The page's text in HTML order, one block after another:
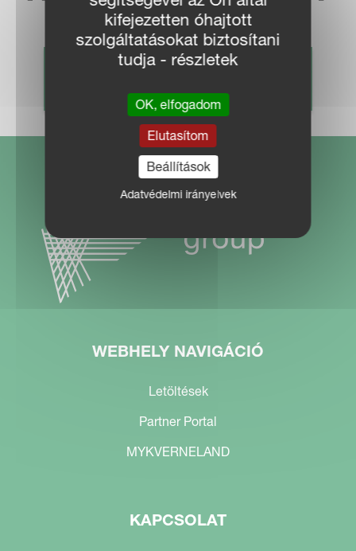
WEBHELY NAVIGÁCIÓ
Letöltések
Partner Portal
MYKVERNELAND
KAPCSOLAT
kifejezetten óhajtott
szolgáltatásokat biztosítani
tudja - részletek
OK, elfogadom
Elutasítom
Beállítások
Adatvédelmi irányelvek